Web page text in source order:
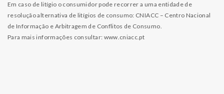
Em caso de litígio o consumidor pode recorrer a uma entidade de
resolução alternativa de litígios de consumo: CNIACC – Centro Nacional
de Informação e Arbitragem de Conflitos de Consumo.
Para mais informações consultar: www.cniacc.pt